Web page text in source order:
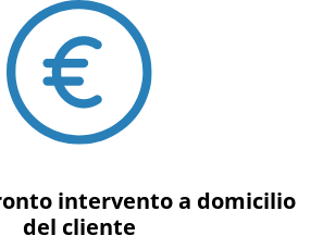
intervento a domicilio
del cliente